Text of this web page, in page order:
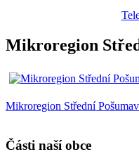
Mikroregion
Mikroregion Střední
Části naší obce